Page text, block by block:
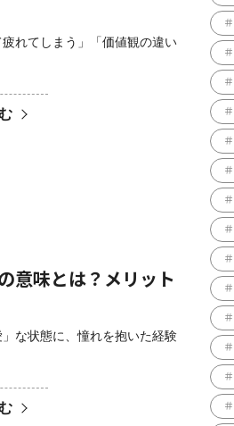
れてしまう」「価値観の違い
意味とは？メリット
な状態に、憧れを抱いた経験